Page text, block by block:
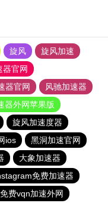
旋风
旋风加速
器官网
器官网
风驰加速器
器外网苹果版
旋风加速度器
ios
黑洞加速官网
大象加速器
免费加速器
费vqn加速外网